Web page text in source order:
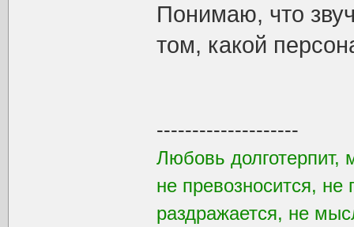
Понимаю, что
том, какой
--------------------
Любовь долготерпит,
не превозносится, не
раздражается, не